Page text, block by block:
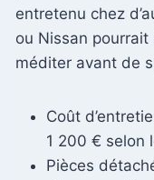
entretenu chez
ou Nissan
méditer avant de
Coût
1 200 € selon
Pièces